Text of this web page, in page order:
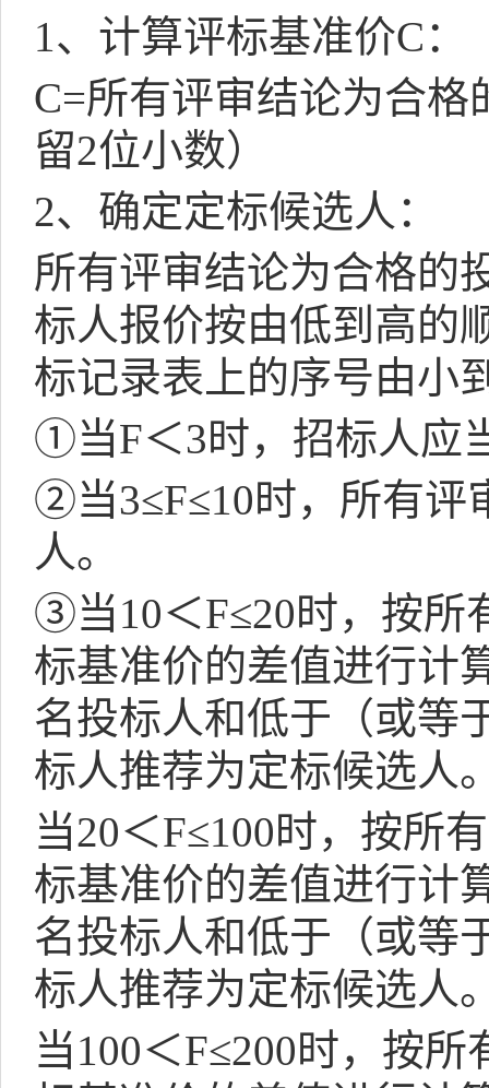
1、计算评标基准价C：
C=所有评审结论为合格
留2位小数）
2、确定定标候选人：
所有评审结论为合格的
标人报价按由低到高的
标记录表上的序号由小
①当F＜3时，招标人应
②当3≤F≤10时，所有评
人。
③当10＜F≤20时，按所
标基准价的差值进行计
名投标人和低于（或等
标人推荐为定标候选人
当20＜F≤100时，按所
标基准价的差值进行计
名投标人和低于（或等
标人推荐为定标候选人
当100＜F≤200时，按所